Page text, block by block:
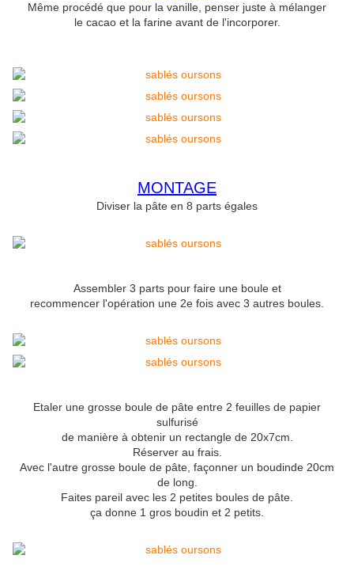
Même procédé que pour la vanille, penser juste à mélanger
le cacao et la farine avant de l'incorporer.
MONTAGE
Diviser la pâte en 8 parts égales
Assembler 3 parts pour faire une boule et
recommencer l'opération une 2e fois avec 3 autres boules.
Etaler une grosse boule de pâte entre 2 feuilles de papier
sulfurisé
de manière à obtenir un rectangle de 20x7cm.
Réserver au frais.
Avec l'autre grosse boule de pâte, façonner un boudinde 20cm
de long.
Faites pareil avec les 2 petites boules de pâte.
ça donne 1 gros boudin et 2 petits.